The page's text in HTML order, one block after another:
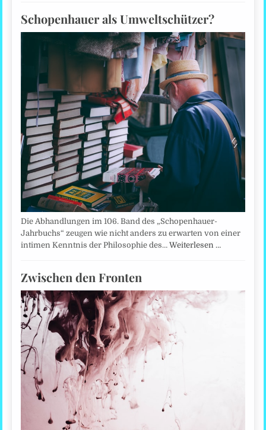
Schopenhauer als Umweltschützer?
Die Abhandlungen im 106. Band des „Schopenhauer-
Jahrbuchs“ zeugen wie nicht anders zu erwarten von einer
intimen Kenntnis der Philosophie des…Weiterlesen …
Zwischen den Fronten